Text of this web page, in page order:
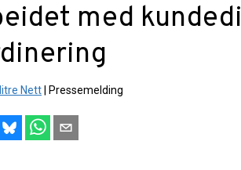
med
Nett Pressemelding